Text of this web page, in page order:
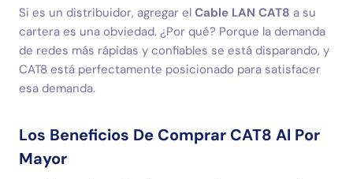
Si es un distribuidor, agregar el Cable LAN CAT8 a su
cartera es una obviedad. ¿Por qué? Porque la demanda
de redes más rápidas y confiables se está disparando, y
CAT8 está perfectamente posicionado para satisfacer
esa demanda.
Los Beneficios De Comprar CAT8 Al Por
Mayor